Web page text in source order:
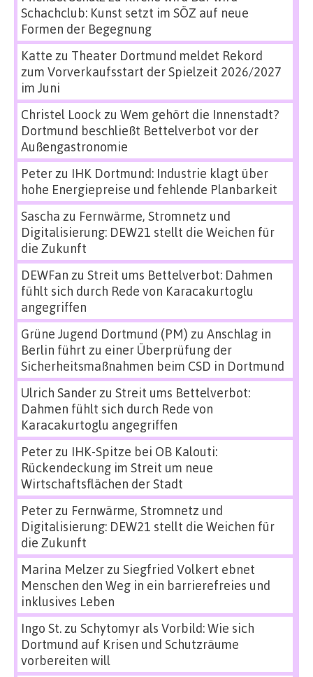
Schachclub: Kunst setzt im SÖZ auf neue
Formen der Begegnung
Katte zu Theater Dortmund meldet Rekord
zum Vorverkaufsstart der Spielzeit 2026/2027
im Juni
Christel Loock zu Wem gehört die Innenstadt?
Dortmund beschließt Bettelverbot vor der
Außengastronomie
Peterzu IHK Dortmund: Industrie klagt über
hohe Energiepreise und fehlende Planbarkeit
Sascha zu Fernwärme, Stromnetz und
Digitalisierung: DEW21 stellt die Weichen für
die Zukunft
DEWFan zu Streit ums Bettelverbot: Dahmen
fühlt sich durch Rede von Karacakurtoglu
angegriffen
Grüne Jugend Dortmund (PM) zu Anschlag in
Berlin führt zu einer Überprüfung der
Sicherheitsmaßnahmen beim CSD in Dortmund
Ulrich Sanderzu Streit ums Bettelverbot:
Dahmen fühlt sich durch Rede von
Karacakurtoglu angegriffen
Peterzu IHK-Spitze bei OB Kalouti:
Rückendeckung im Streit um neue
Wirtschaftsflächen der Stadt
Peterzu Fernwärme, Stromnetz und
Digitalisierung: DEW21 stellt die Weichen für
die Zukunft
Marina Melzerzu Siegfried Volkert ebnet
Menschen den Weg in ein barrierefreies und
inklusives Leben
Ingo St.zu Schytomyr als Vorbild: Wie sich
Dortmund auf Krisen und Schutzräume
vorbereiten will